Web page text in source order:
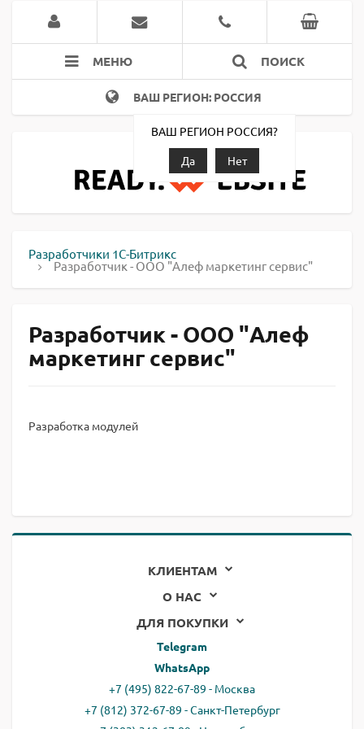
МЕНЮ ПОИСК
ВАШ РЕГИОН: РОССИЯ
ВАШ РЕГИОН РОССИЯ?
Да
Нет
Разработчики 1С-Битрикс
Разработчик - ООО "Алеф маркетинг сервис"
Разработчик - ООО "Алеф
маркетинг сервис"
Разработка модулей
КЛИЕНТАМ
О НАС
ДЛЯ ПОКУПКИ
Telegram
WhatsApp
+7 (495) 822-67-89 - Москва
+7 (812) 372-67-89 - Санкт-Петербург